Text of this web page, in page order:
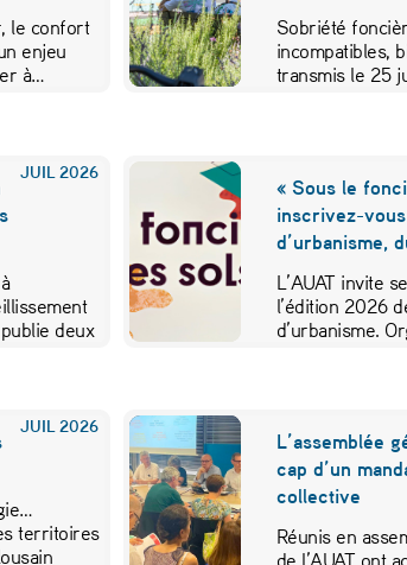
le confort
enjeu
à…
Sobriété
incompatibles,
transmis le 25
JUIL 2026
deux
« Sous le
inscrivez-
d’urbanisme,
L’AUAT invite
l’édition 2026
d’urbanisme.
JUIL 2026
territoires
L’assemblée
cap d’un
collective
Réunis en
de l’AUAT ont